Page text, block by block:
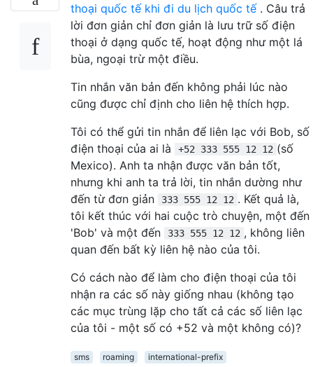
thoại quốc tế khi đi du lịch quốc tế. Câu trả
lời đơn giản chỉ đơn giản là lưu trữ số điện
thoại ở dạng quốc tế, hoạt động như một lá
bùa, ngoại trừ một điều.
Tin nhắn văn bản đến không phải lúc nào
cũng được chỉ định cho liên hệ thích hợp.
Tôi có thể gửi tin nhắn để liên lạc với Bob, số
điện thoại của ai là
+52 333 555 12 12 (số
Mexico). Anh ta nhận được văn bản tốt,
nhưng khi anh ta trả lời, tin nhắn dường như
đến từ đơn giản
333 555 12 12 . Kết quả là,
tôi kết thúc với hai cuộc trò chuyện, một đến
'Bob' và một đến
333 555 12 12 , không liên
quan đến bất kỳ liên hệ nào của tôi.
Có cách nào để làm cho điện thoại của tôi
nhận ra các số này giống nhau (không tạo
các mục trùng lặp cho tất cả các số liên lạc
của tôi - một số có +52 và một không có)?
sms roaming
international-prefix